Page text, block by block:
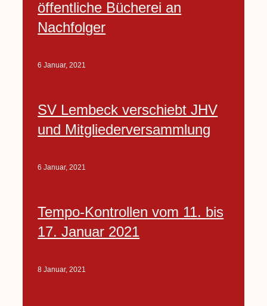
öffentliche Bücherei an
Nachfolger
6 Januar, 2021
SV Lembeck verschiebt JHV
und Mitgliederversammlung
6 Januar, 2021
Tempo-Kontrollen vom 11. bis
17. Januar 2021
8 Januar, 2021